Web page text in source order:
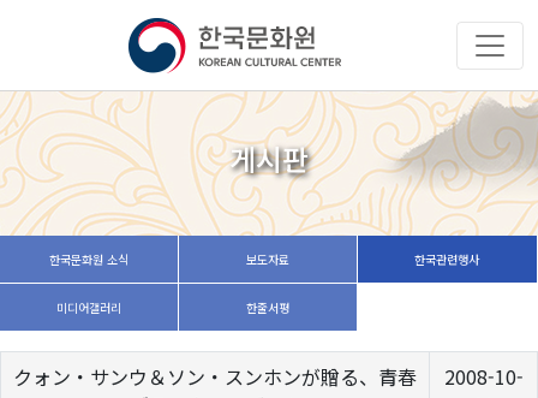
게시판
한국문화원 소식 보도자료 한국관련행사
미디어갤러리 한줄서평
クォン・サンウ＆ソン・スンホンが贈る、青春
2008-10-